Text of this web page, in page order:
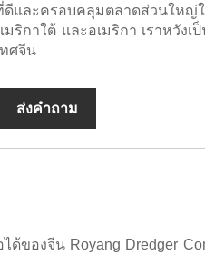
ดีและครอบคลุมตลาดส่วนให
มริกาใต้ และอเมริกา เราหวังเ
ศจีน
ส่งคำถาม
ด้ของจีน Royang Dredger